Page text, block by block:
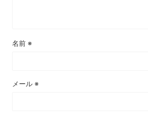
名前 ※
メール ※